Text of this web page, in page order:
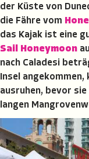
der Küste von
die Fähre vom
das Kajak ist eine
Sail Honeymoon
nach Caladesi
Insel angekommen,
ausruhen, bevor
langen